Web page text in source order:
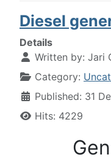
Diesel
Details
Written by: Jari
Category:
Published: 31
Hits: 4229